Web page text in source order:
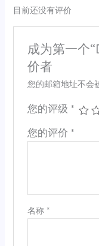
目前还没有评价
成为第一个
价者
您的邮箱地址不会
您的评级 *
您的评价 *
名称 *